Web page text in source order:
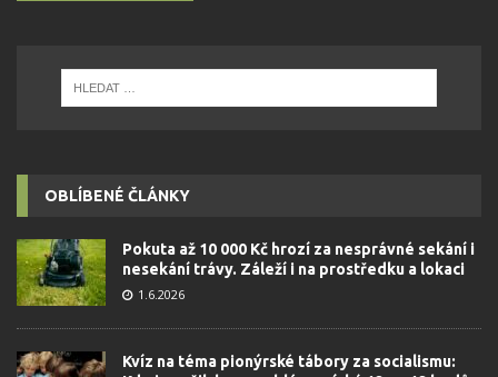
OBLÍBENÉ ČLÁNKY
Pokuta až 10 000 Kč hrozí za nesprávné sekání i
nesekání trávy. Záleží i na prostředku a lokaci
1.6.2026
Kvíz na téma pionýrské tábory za socialismu: